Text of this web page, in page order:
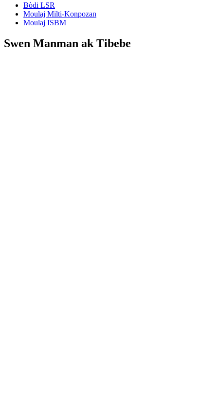
Bòdi LSR
Moulaj Milti-Konpozan
Moulaj ISBM
Swen Manman ak Tibebe